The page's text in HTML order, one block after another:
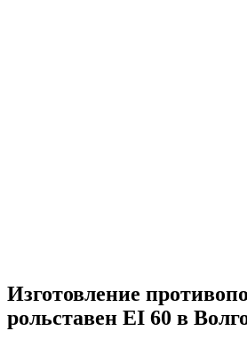
Изготовление
рольставен EI 60 в